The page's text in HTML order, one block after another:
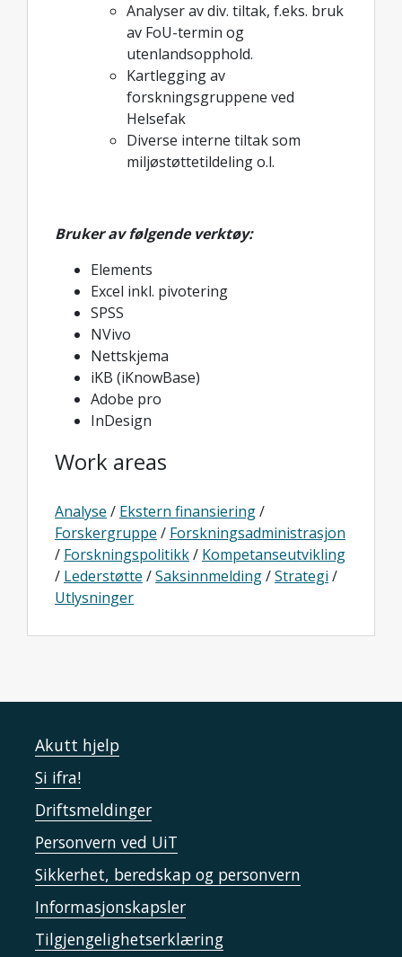
Analyser av div. tiltak, f.eks. bruk
av FoU-termin og
utenlandsopphold.
Kartlegging av
forskningsgruppene ved
Helsefak
Diverse interne tiltak som
miljøstøttetildeling o.l.
Bruker av følgende verktøy:
Elements
Excel inkl. pivotering
SPSS
NVivo
Nettskjema
iKB (iKnowBase)
Adobe pro
InDesign
Work areas
Analyse / Ekstern finansiering/
Forskergruppe / Forskningsadministrasjon
/ Forskningspolitikk/ Kompetanseutvikling
/ Lederstøtte /Saksinnmelding/Strategi /
Utlysninger
Akutt hjelp
Si ifra!
Driftsmeldinger
Personvern ved UiT
Sikkerhet, beredskap og personvern
Informasjonskapsler
Tilgjengelighetserklæring